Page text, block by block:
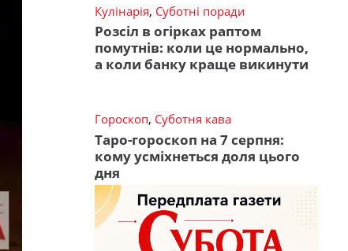
Кулінарія, Суботні поради
Розсіл в огірках раптом
помутнів: коли це нормально,
а коли банку краще викинути
Гороскоп, Суботня кава
Таро-гороскоп на 7 серпня:
кому усміхнеться доля цього
дня